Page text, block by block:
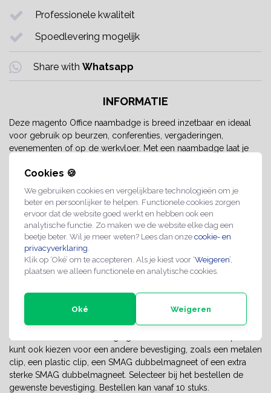
Cookies 🍪
We gebruiken cookies en vergelijkbare technologieën om je
beter en persoonlijker te helpen. Functionele cookies zorgen
ervoor dat de website goed werkt en hebben ook een
analytische functie. Zo maken we de website elke dag een
beetje beter. Wil je meer weten? Lees dan onze cookie- en
privacyverklaring.
Klik op ‘Oké’ om te accepteren. Als je kiest voor ‘Weigeren’,
plaatsen we alleen functionele en analytische cookies.
Oké Weigeren
Professionele kwaliteit
Spoedlevering mogelijk
Share with Whatsapp
INFORMATIE
Deze magento Office naambadge is breed inzetbaar en ideaal
voor gebruik op beurzen, conferenties, vergaderingen,
evenementen of op de werkvloer. Met een naambadge laat je
benaderen.
Kunststof naambadge met speld of
clip
De Office naambadge is gemaakt van kwalitatief kunststof en
verkrijgbaar in de maten 81 x 23 mm, 81 x 33 mm en 81 x 43
mm. De badge is voorzien van een wit papiertje dat eenvoudig
beschreven kan worden met bijvoorbeeld een naam of
een van de openingen aan de achterzijde van de naambadge.
Standaard wordt deze badge geleverd met een brochespeld. Je
kunt ook kiezen voor een andere bevestiging, zoals een metalen
clip, een plastic clip, een SMAG dubbelmagneet of een extra
sterke SMAG dubbelmagneet. Selecteer bij het bestellen de
gewenste bevestiging. Bestellen kan vanaf 10 stuks.